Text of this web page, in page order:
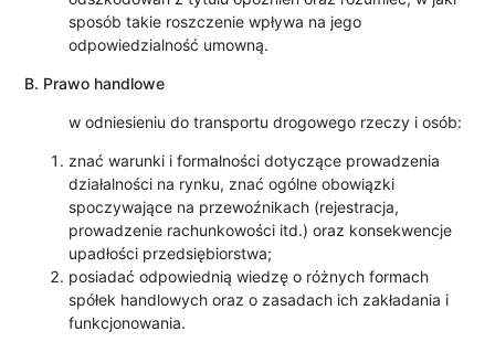
sposób takie roszczenie wpływa na jego
odpowiedzialność umowną.
B. Prawo handlowe
w odniesieniu do transportu drogowego rzeczy i osób:
znać warunki i formalności dotyczące prowadzenia
działalności na rynku, znać ogólne obowiązki
spoczywające na przewoźnikach (rejestracja,
prowadzenie rachunkowości itd.) oraz konsekwencje
upadłości przedsiębiorstwa;
posiadać odpowiednią wiedzę o różnych formach
spółek handlowych oraz o zasadach ich zakładania i
funkcjonowania.